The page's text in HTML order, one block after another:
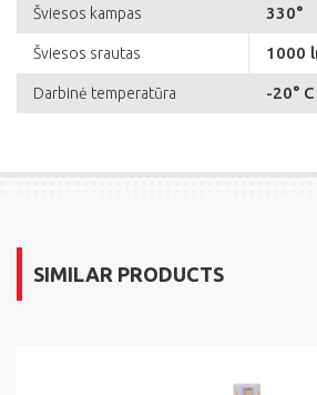
Šviesos kampas 330°
Šviesos srautas 1000
Darbinė temperatūra -20°
SIMILAR PRODUCTS